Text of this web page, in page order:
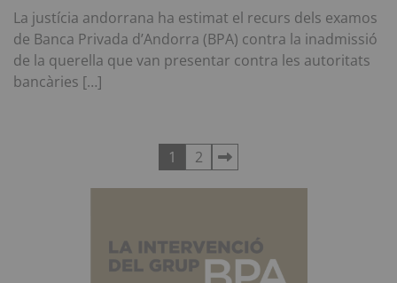
La justícia andorrana ha estimat el recurs dels examos
de Banca Privada d’Andorra (BPA) contra la inadmissió
de la querella que van presentar contra les autoritats
bancàries […]
1 2